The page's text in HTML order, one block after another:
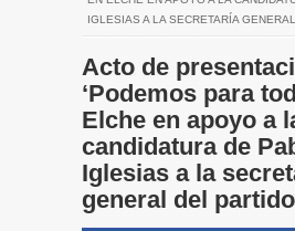
IGLESIAS A LA SECRETARÍA
Acto de
‘Podemos para
Elche en apoyo a
candidatura de
Iglesias a la
general del partido